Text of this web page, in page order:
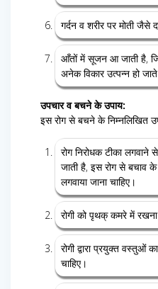
गर्दन व शरीर पर मोती
आँतों में सूजन आ जाती है,
अनेक विकार उत्पन्न हो
उपचार व बचने के उपाय:
इस रोग से बचने के निम्नलिखित
रोग निरोधक टीका लगवाने
जाती है, इस रोग से बचाव के
लगवाया जाना चाहिए।
रोगी को पृथक् कमरे में रखना
रोगी द्वारा प्रयुक्त वस्तुओं
चाहिए।